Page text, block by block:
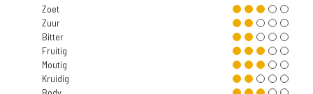
Zoet
Zuur
Bitter
Fruitig
Moutig
Kruidig